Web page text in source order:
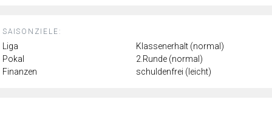
SAISONZIELE:
Liga
Klassenerhalt (normal)
Pokal
2.Runde (normal)
Finanzen
schuldenfrei (leicht)